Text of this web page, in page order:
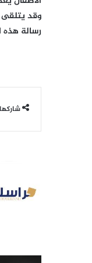
وقد
رسالة هذه
شاركها